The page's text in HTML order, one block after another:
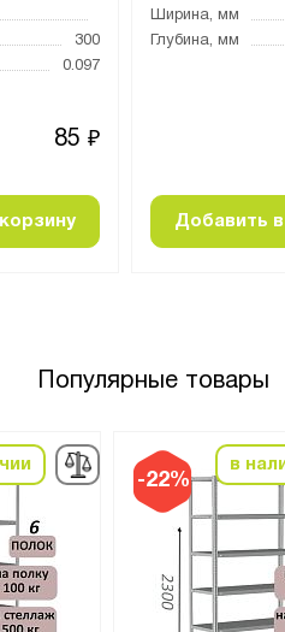
300
0.097
85 ₽
Ширина, мм
Глубина, мм
Добавить
Популярные товары
-22%
в